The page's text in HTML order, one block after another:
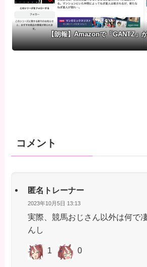
【朗報】Amazonで「GANTZ」
コメント
匿名トレーナー
2023年10月5日 13:13
実際、競馬おじさん以外は何で
んし
1 0